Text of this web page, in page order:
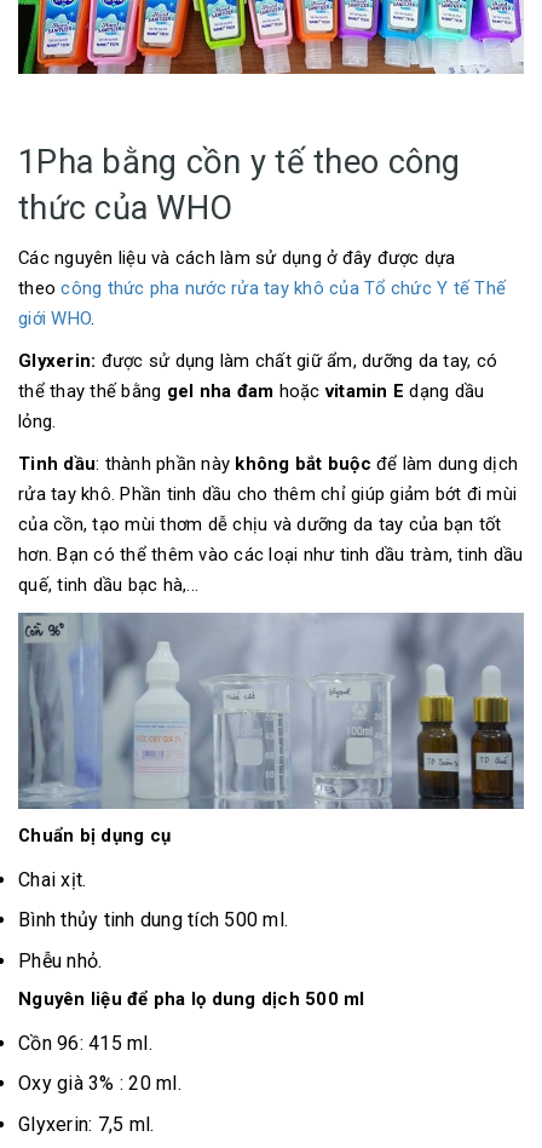
1Pha bằng cồn y tế theo công
thức của WHO
Các nguyên liệu và cách làm sử dụng ở đây được dựa
theocông thức pha nước rửa tay khô của Tổ chức Y tế Thế
giới WHO.
Glyxerin: được sử dụng làm chất giữ ẩm, dưỡng da tay, có
thể thay thế bằng gel nha đam hoặcvitamin E dạng dầu
lỏng.
Tinh dầu: thành phần này không bắt buộc để làm dung dịch
rửa tay khô. Phần tinh dầu cho thêm chỉ giúp giảm bớt đi mùi
của cồn, tạo mùi thơm dễ chịu và dưỡng da tay của bạn tốt
hơn. Bạn có thể thêm vào các loại như tinh dầu tràm, tinh dầu
quế, tinh dầu bạc hà,...
Chuẩn bị dụng cụ
Chai xịt.
Bình thủy tinh dung tích 500 ml.
Phễu nhỏ.
Nguyên liệu để pha lọ dung dịch 500 ml
Cồn 96: 415 ml.
Oxy già 3% : 20 ml.
Glyxerin: 7,5 ml.